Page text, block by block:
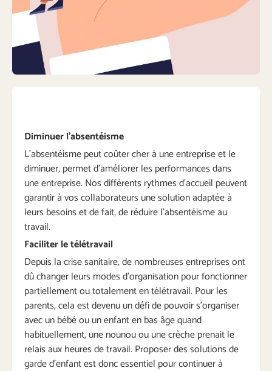
Diminuerl’absentéisme
L’absentéisme peut coûter cher à une entreprise et le
diminuer, permet d’améliorer les performances dans
une entreprise. Nos différents rythmes d’accueil peuvent
garantir à vos collaborateurs une solution adaptée à
leurs besoins et de fait, de réduire l’absentéisme au
travail.
Faciliterletélétravail
Depuis la crise sanitaire, de nombreuses entreprises ont
dû changer leurs modes d’organisation pour fonctionner
partiellement ou totalement en télétravail. Pour les
parents, cela est devenu un défi de pouvoir s’organiser
avec un bébé ou un enfant en bas âge quand
habituellement, une nounou ou une crèche prenait le
relais aux heures de travail. Proposer des solutions de
garde d’enfant est donc essentiel pour continuer à